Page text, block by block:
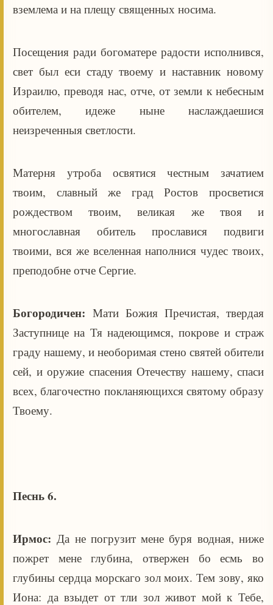
вземлема и на плещу священных носима.
Посещения ради богоматере радости исполнився,
свет был еси стаду твоему и наставник новому
Израилю, преводя нас, отче, от земли к небесным
обителем, идеже ныне наслаждаешися
неизреченныя светлости.
Матерня утроба освятися честным зачатием
твоим, славный же град Ростов просветися
рождеством твоим, великая же твоя и
многославная обитель прославися подвиги
твоими, вся же вселенная наполнися чудес твоих,
преподобне отче Сергие.
Богородичен: Мати Божия Пречистая, твердая
Заступнице на Тя надеющимся, покрове и страж
граду нашему, и необоримая стено святей обители
сей, и оружие спасения Отечеству нашему, спаси
всех, благочестно покланяющихся святому образу
Твоему.
Песнь 6.
Ирмос:Да не погрузит мене буря водная, ниже
пожрет мене глубина, отвержен бо есмь во
глубины сердца морскаго зол моих. Тем зову, яко
Иона: да взыдет от тли зол живот мой к Тебе,